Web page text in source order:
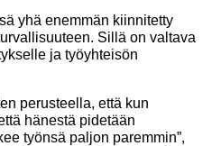
yhä enemmän kiinnitetty
Sillä on valtava
ja työyhteisön
perusteella, että kun
hänestä pidetään
työnsä paljon paremmin”,